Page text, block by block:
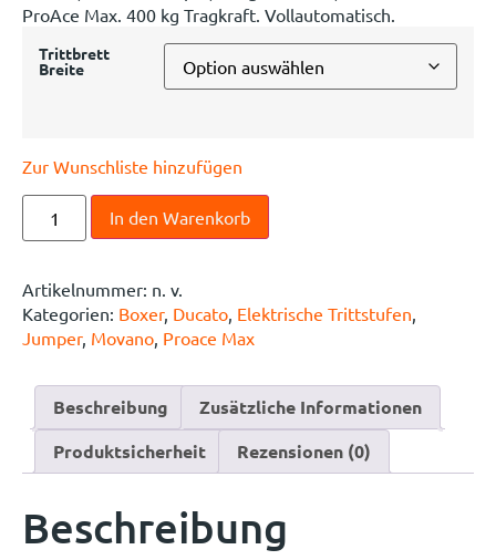
ProAce Max. 400 kg Tragkraft. Vollautomatisch.
Trittbrett
Breite
Zur Wunschliste hinzufügen
In den Warenkorb
Artikelnummer: n. v.
Kategorien: Boxer, Ducato, Elektrische Trittstufen,
Jumper, Movano, Proace Max
Beschreibung
Zusätzliche Informationen
Produktsicherheit
Rezensionen (0)
Beschreibung